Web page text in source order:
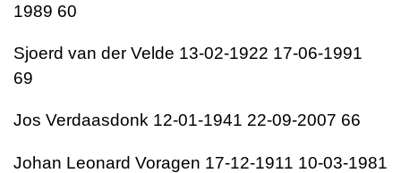
1989 60
Sjoerd van der Velde 13-02-1922 17-06-1991
69
Jos Verdaasdonk 12-01-1941 22-09-2007 66
Johan Leonard Voragen 17-12-1911 10-03-1981